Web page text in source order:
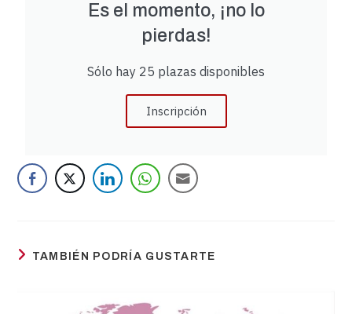
Es el momento, ¡no lo
pierdas!
Sólo hay 25 plazas disponibles
Inscripción
TAMBIÉN PODRÍA GUSTARTE